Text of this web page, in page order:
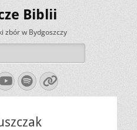
Biblii
zbór w Bydgoszczy
YouTube
Spotify
Link